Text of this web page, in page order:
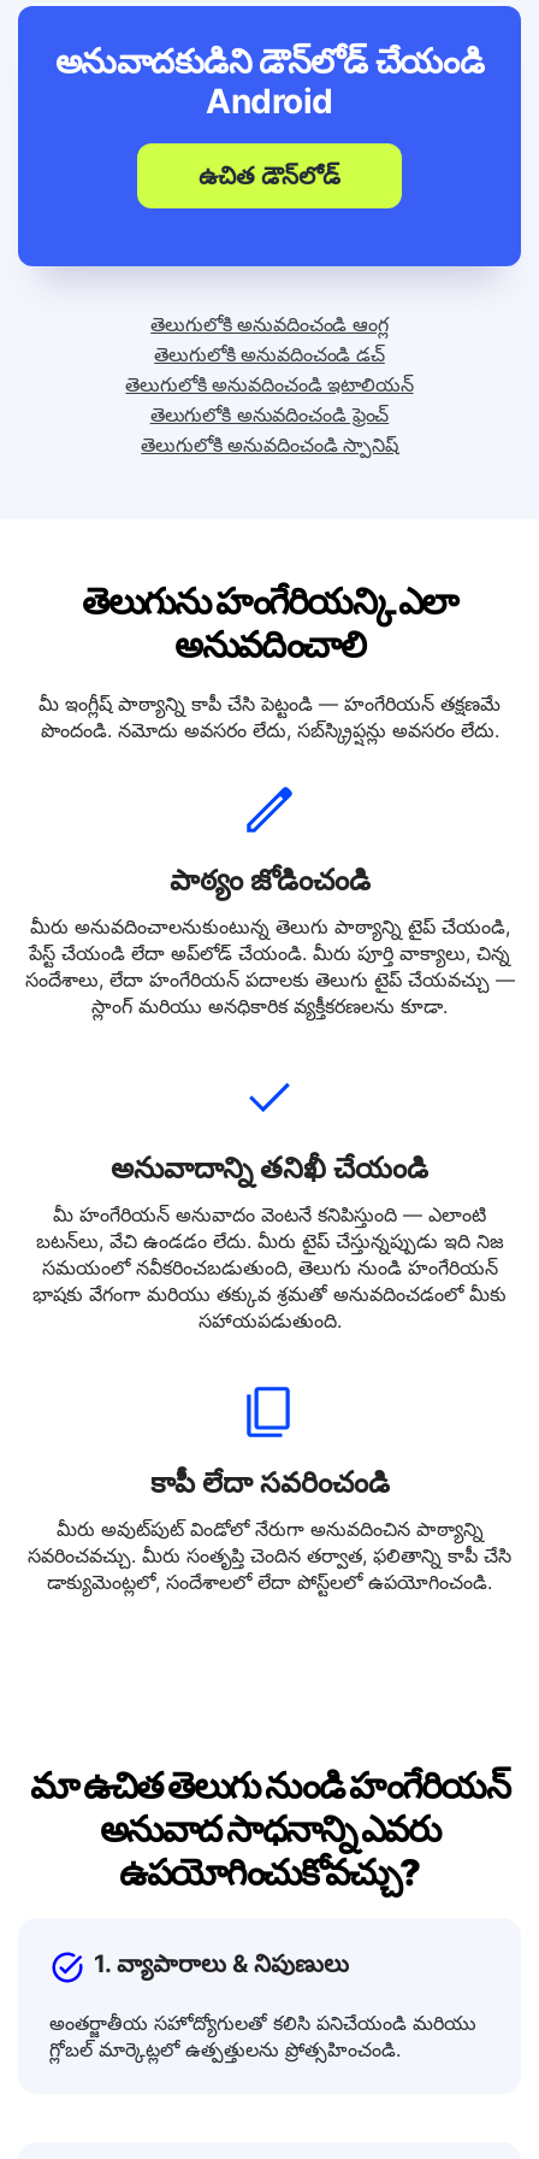
అనువాదకుడిని డౌన్‌లోడ్ చేయండి
Android
ఉచిత డౌన్‌లోడ్
తెలుగులోకి అనువదించండి ఆంగ్ల
తెలుగులోకి అనువదించండి డచ్
తెలుగులోకి అనువదించండి ఇటాలియన్
తెలుగును హంగేరియన్కి ఎలా
అనువదించాలి
పొందండి. నమోదు అవసరం లేదు, సబ్‌స్క్రిప్షన్లు అవసరం లేదు.
పాఠ్యం జోడించండి
మీరు అనువదించాలనుకుంటున్న తెలుగు పాఠ్యాన్ని టైప్ చేయండి,
పేస్ట్ చేయండి లేదా అప్‌లోడ్ చేయండి. మీరు పూర్తి వాక్యాలు, చిన్న
అనువాదాన్ని తనిఖీ చేయండి
మీ హంగేరియన్ అనువాదం వెంటనే కనిపిస్తుంది — ఎలాంటి
బటన్‌లు, వేచి ఉండడం లేదు. మీరు టైప్ చేస్తున్నప్పుడు ఇది నిజ
సమయంలో నవీకరించబడుతుంది, తెలుగు నుండి హంగేరియన్
సహాయపడుతుంది.
కాపీ లేదా సవరించండి
మీరు అవుట్‌పుట్ విండోలో నేరుగా అనువదించిన పాఠ్యాన్ని
మా ఉచిత తెలుగు నుండి హంగేరియన్
అనువాద సాధనాన్ని ఎవరు
1. వ్యాపారాలు & నిపుణులు